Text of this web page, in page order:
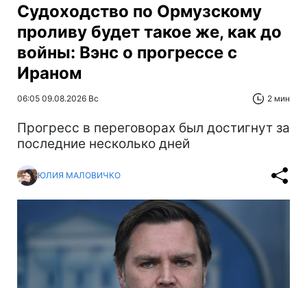
Судоходство по Ормузскому
проливу будет такое же, как до
войны: Вэнс о прогрессе с
Ираном
06:05 09.08.2026 Вс 2 мин
Прогресс в переговорах был достигнут за
последние несколько дней
ЮЛИЯ МАЛОВИЧКО